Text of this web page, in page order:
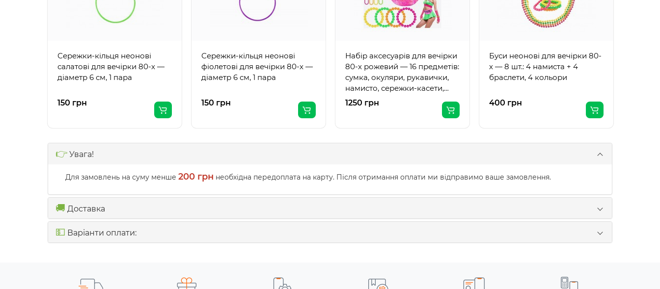
Сережки-кільця неонові
салатові для вечірки 80-х —
діаметр 6 см, 1 пара
150 грн
Сережки-кільця неонові
фіолетові для вечірки 80-х —
діаметр 6 см, 1 пара
150 грн
Набір аксесуарів для вечірки
80-х рожевий — 16 предметів:
сумка, окуляри, рукавички,
намисто, сережки-касети,
обідок
1250 грн
Буси неонові для вечірки 80-
х — 8 шт.: 4 намиста + 4
браслети, 4 кольори
400 грн
👉 Увага!
Для замовлень на суму менше 200 грн необхідна передоплата на карту. Після отримання оплати ми відправимо ваше замовлення.
🚚 Доставка
💵 Варіанти оплати: